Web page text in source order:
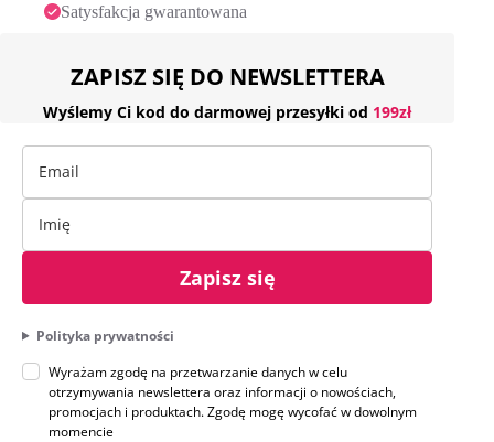
Satysfakcja gwarantowana
ZAPISZ SIĘ DO NEWSLETTERA
Wyślemy Ci kod do darmowej przesyłki od 199zł
Zapisz się
Polityka prywatności
Wyrażam zgodę na przetwarzanie danych w celu
otrzymywania newslettera oraz informacji o nowościach,
promocjach i produktach. Zgodę mogę wycofać w dowolnym
momencie